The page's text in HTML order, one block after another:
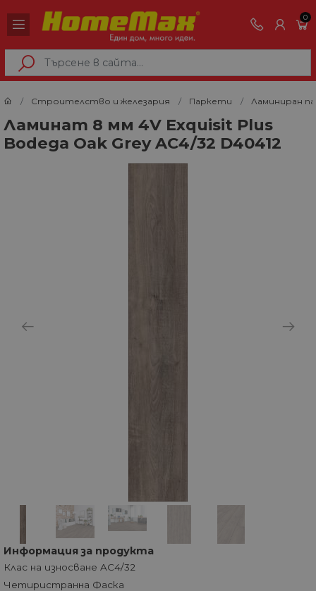
0
Строителство и железария Паркети Ламиниран
Ламинат 8 мм 4V Exquisit Plus
Bodega Oak Grey AC4/32 D40412
Информация за продукта
Клас на износване AC4/32
Четиристранна Фаска